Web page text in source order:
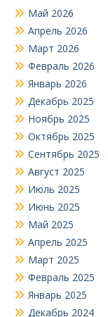
Май 2026
Апрель 2026
Март 2026
Февраль 2026
Январь 2026
Декабрь 2025
Ноябрь 2025
Октябрь 2025
Сентябрь 2025
Август 2025
Июль 2025
Июнь 2025
Май 2025
Апрель 2025
Март 2025
Февраль 2025
Январь 2025
Декабрь 2024